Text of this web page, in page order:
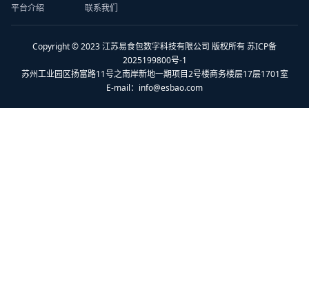
平台介绍 联系我们
Copyright © 2023 江苏易食包数字科技有限公司 版权所有 苏ICP备
2025199800号-1
苏州工业园区扬富路11号之南岸新地一期项目2号楼商务楼层17层1701室
E-mail： info@esbao.com